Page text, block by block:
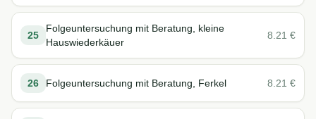
25
Folgeuntersuchung mit Beratung, kleine
Hauswiederkäuer
8.21 €
26 Folgeuntersuchung mit Beratung, Ferkel 8.21 €